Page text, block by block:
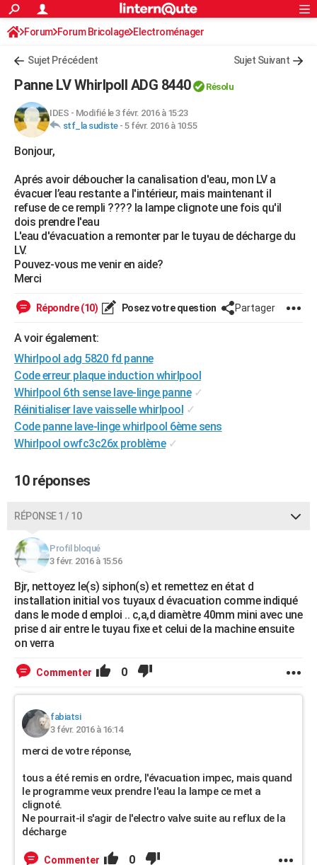
ACTUALITÉS
Politique
Société
Faits Divers
Education
Monde
Villes
+
FINANCE
Retraite
Impôts
Epargne
Immobilier
Risques naturels par ville
Banque
Assurance
Crédit
AUTO
Essais
Réserver un essai
Citadines
Berlines
SUV
Forum auto
+HIGH-TECH
Mobiles
Meilleur smartphone
Internet
Ordinateurs
Jeux vidéo
Guide high-tech
+BRICOLAGE
Forum
Aménagement intérieur
Extérieur
Cuisine
Salle de bains
Jardinage
Rangement
WEEK-END
Guides de France
Escapades
Patrimoine
Expositions
Musées
Week-end nature
+LIFESTYLE
Art de vivre
Bien-être
Loisirs
ModeModes de vie
SANTE
Alimentation
Guide de la santé
Maladies
Médicaments
Sommeil
VOYAGE
Destinations
City break
Voyage nature
Voyage de noces
Forum
Climat
PHOTO
GUIDES D'ACHAT
BONS PLANS
CARTE DE VOEUX
Carte de Noël
Carte Bonne année
Carte Saint-Valentin
Carte Pâques
Carte d'anniversaire
DICTIONNAIRE
Dictionnaire
Biographies
Citations
Expressions
Proverbes
PROGRAMME TV
AVIS DE DÉCÈS
FORUM
Bricolage
Lifestyle
Culture
Sport
Auto
Television
Voyage
Cinema
S'inscrire
Connexion
Forum Forum Bricolage Electroménager
Sujet Précédent Sujet Suivant
Panne LV Whirlpoll ADG 8440 Résolu
IDES - Modifié le 3 févr. 2016 à 15:23
stf_la sudiste- 5 févr. 2016 à 10:55
Bonjour,
Aprés avoir déboucher la canalisation d'eau, mon LV a
évacuer l’eau restante a l'intérieur, mais maintenant il
refuse de ce rempli ???? la lampe clignote une fois qu'il
dois prendre l'eau
L'eau d'évacuation a remonter par le tuyau de décharge du
LV.
Pouvez-vous me venir en aide?
Merci
Répondre (10) Posez votre question Partager
A voir également:
Whirlpool adg 5820 fd panne
Code erreur plaque induction whirlpool
Whirlpool 6th sense lave-linge panne ✓
Réinitialiser lave vaisselle whirlpool ✓
Code panne lave-linge whirlpool 6ème sens
Whirlpool owfc3c26x problème ✓
10 réponses
RÉPONSE 1 / 10
Profil bloqué
3 févr. 2016 à 15:56
Bjr, nettoyez le(s) siphon(s) et remettez en état d
installation initial vos tuyaux d évacuation comme indiqué
dans le mode d emploi .. c,a,d diamètre 40mm mini avec une
prise d air entre le tuyau fixe et celui de la machine ensuite
on verra
Commenter 0
fabiatsi
3 févr. 2016 à 16:14
merci de votre réponse,
tous a été remis en ordre, l'évacuation impec, mais quand
le programme veux prendre l'eau la lampe ce met a
clignoté.
Ne pourrait-il s'agir de l'electro valve suite au reflux de la
décharge
Commenter 0